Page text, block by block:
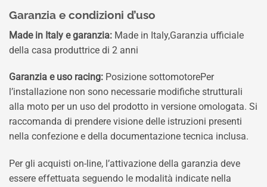
Garanzia e condizioni d’uso
Made in Italy e garanzia: Made in Italy,Garanzia ufficiale
della casa produttrice di 2 anni
Garanzia e uso racing: Posizione sottomotorePer
l’installazione non sono necessarie modifiche strutturali
alla moto per un uso del prodotto in versione omologata. Si
raccomanda di prendere visione delle istruzioni presenti
nella confezione e della documentazione tecnica inclusa.
Per gli acquisti on-line, l’attivazione della garanzia deve
essere effettuata seguendo le modalità indicate nella